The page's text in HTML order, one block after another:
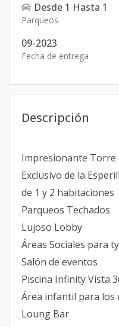
Desde 1 Hasta 1
Parqueos
09-2023
Fecha de entrega
Descripción
Impresionante Torre
Exclusivo de la
de 1 y 2 habitaciones
Parqueos Techados
Lujoso Lobby
Áreas Sociales para
Salón de eventos
Piscina Infinity Vista
Área infantil para los
Loung Bar